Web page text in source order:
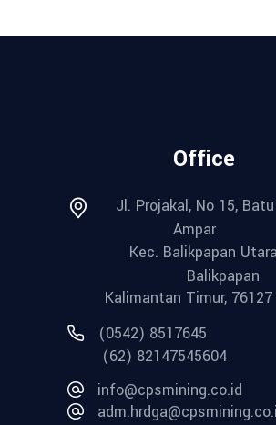
Office
Jl. Projakal, No 15, Batu
Ampar
Kec. Balikpapan
Balikpapan
Kalimantan Timur, 76127
(0542) 8517645
(62) 82147545604
info@cpsmining.co.id